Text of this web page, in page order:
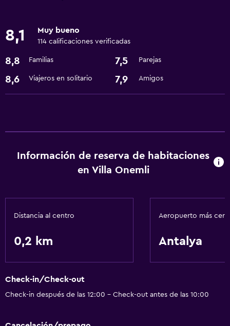
Lavandería
Salud y seguridad
Caja fuerte
8,1 Muy bueno
114 calificaciones verificadas
8,8 Familias 7,5 Parejas
8,6 Viajeros en solitario 7,9 Amigos
Información de reserva de habitaciones
en Villa Onemli
Distancia al centro
0,2 km
Aeropuerto más
Antalya
Check-in/Check-out
Check-in después de las 12:00 - Check-out antes de las 10:00